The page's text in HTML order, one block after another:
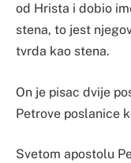
od Hrista i dobio
stena, to jest
tvrda kao stena.
On je pisac dvije
Petrove poslanice
Svetom apostolu